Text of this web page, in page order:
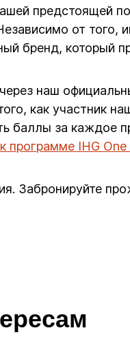
предстоящей
от того,
бренд, который
наш
как участник
баллы за каждое
программе IHG
Забронируйте